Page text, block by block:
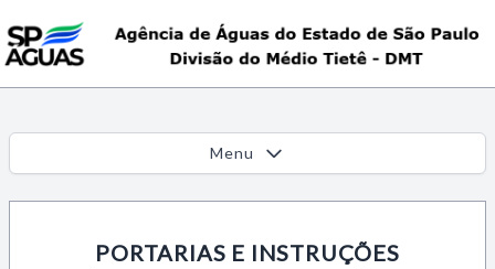
Menu
PORTARIAS E INSTRUÇÕES